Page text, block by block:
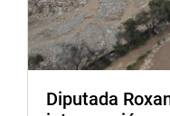
DESPACHO
Diputada